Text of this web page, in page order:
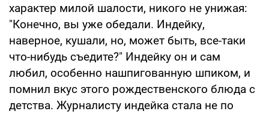
характер милой шалости, никого не унижая:
"Конечно, вы уже обедали. Индейку,
наверное, кушали, но, может быть, все-таки
что-нибудь съедите?" Индейку он и сам
любил, особенно нашпигованную шпиком, и
помнил вкус этого рождественского блюда с
детства. Журналисту индейка стала не по